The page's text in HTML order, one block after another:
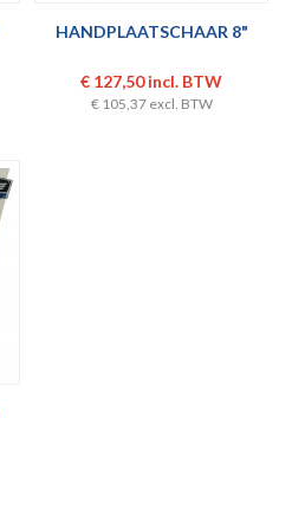
HANDPLAATSCHAAR 8"
€ 127,50 incl. BTW
€ 105,37 excl. BTW